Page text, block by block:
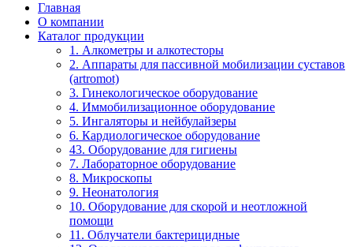
Главная
О компании
Каталог продукции
1. Алкометры и алкотесторы
2. Аппараты для пассивной мобилизации суставов
(artromot)
3. Гинекологическое оборудование
4. Иммобилизационное оборудование
5. Ингаляторы и нейбулайзеры
6. Кардиологическое оборудование
43. Оборудование для гигиены
7. Лабораторное оборудование
8. Микроскопы
9. Неонатология
10. Оборудование для скорой и неотложной
помощи
11. Облучатели бактерицидные